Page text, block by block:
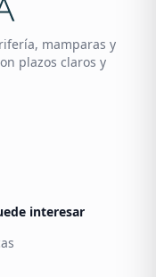
mamparas y
plazos claros y
interesar